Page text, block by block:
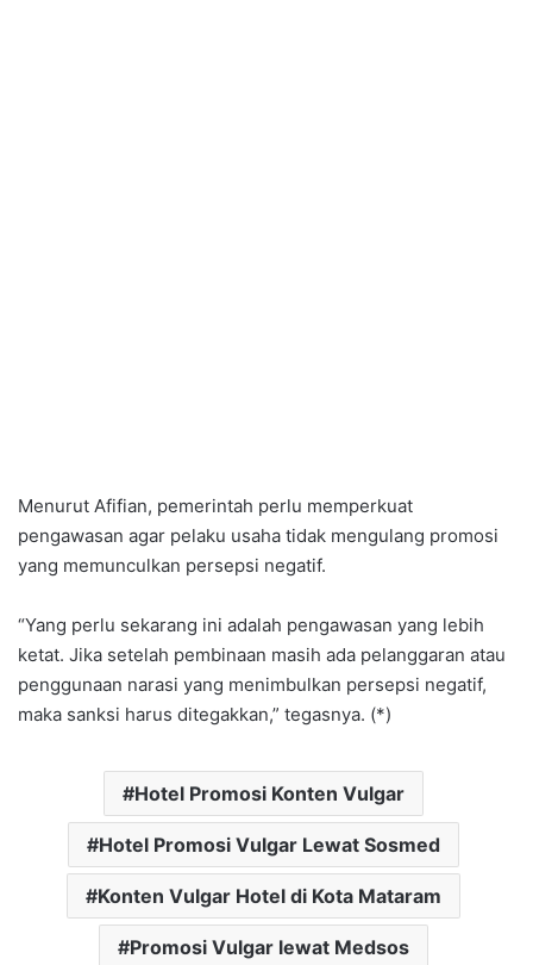
Menurut Afifian, pemerintah perlu memperkuat
pengawasan agar pelaku usaha tidak mengulang promosi
yang memunculkan persepsi negatif.
“Yang perlu sekarang ini adalah pengawasan yang lebih
ketat. Jika setelah pembinaan masih ada pelanggaran atau
penggunaan narasi yang menimbulkan persepsi negatif,
maka sanksi harus ditegakkan,” tegasnya. (*)
Hotel Promosi Konten Vulgar
Hotel Promosi Vulgar Lewat Sosmed
Konten Vulgar Hotel di Kota Mataram
Promosi Vulgar lewat Medsos